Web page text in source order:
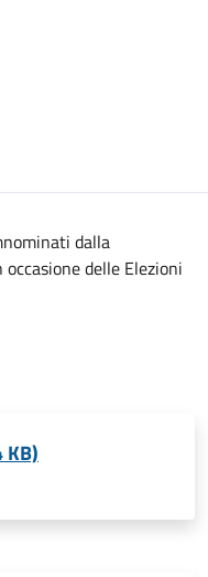
dalla
delle Elezioni